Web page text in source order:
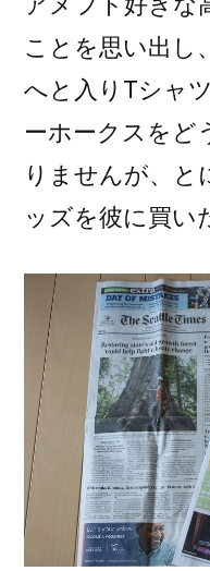
ことを思い出し
へと入りTシャ
ーホークスをど
りませんが、と
ッズを彼に買い